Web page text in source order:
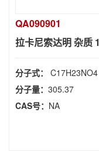
QA090901
拉卡尼索达明 杂质 1
分子式： C17H23NO4
分子量： 305.37
CAS号： NA